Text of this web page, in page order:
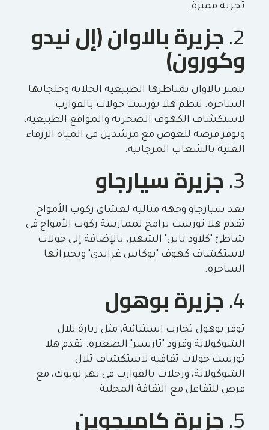
تجربة مميزة.
2. جزيرة بالاوان (إل نيدو
وكورون)
تتميز بالاوان بمناظرها الطبيعية الخلابة وخلجانها
الساحرة. تنظم هلا تورست جولات بالقوارب
لاستكشاف الكهوف الصخرية والمواقع الطبيعية،
وتوفر فرصة للغوص مع مرشدين في المياه الزرقاء
الغنية بالشعاب المرجانية.
3. جزيرة سيارجاو
تعد سيارجاو وجهة مثالية لعشاق ركوب الأمواج.
تقدم هلا تورست برامج لممارسة ركوب الأمواج في
شاطئ "كلاود ناين" الشهير، بالإضافة إلى جولات
لاستكشاف كهوف "بوكاس غراندي" وبحيراتها
الساحرة.
4. جزيرة بوهول
توفر بوهول تجارب استثنائية، مثل زيارة تلال
الشوكولاتة وقرود "تارسير" الصغيرة. تقدم هلا
تورست جولات ثقافية لاستكشاف تلال
الشوكولاتة، ورحلات بالقوارب في نهر لوبوك، مع
فرص للتفاعل مع الثقافة المحلية.
5. جزيرة كاميجوين